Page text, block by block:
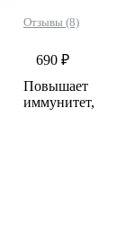
Отзывы (8)
690 ₽
Повышает
иммунитет,